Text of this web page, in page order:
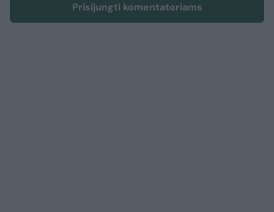
Prisijungti komentatoriams